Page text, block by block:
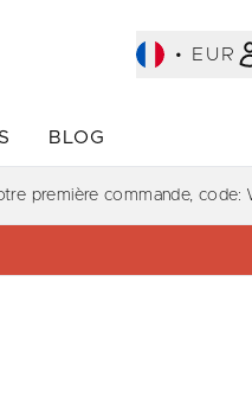
• EUR
SELLERS) Accédez au sous-menu (COLLECTIONS)
BLOG
première commande, code: